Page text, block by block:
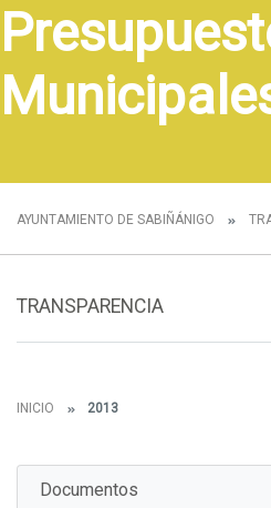
AYUNTAMIENTO DE SABIÑÁNIGO
TRANSPARENCIA
INICIO 2013
Documentos